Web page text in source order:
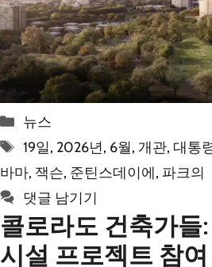
카
테
리
뉴스
태
그
19일, 2026년, 6월, 개관, 대통
바마, 잭슨, 준틴스데이에, 파크의
댓글 남기기
콜로라도 건축가들
시설 프로젝트 참